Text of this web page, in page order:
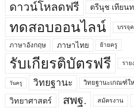
ดาวน์โหลดฟรี ตรีนุช เทียน
ทดสอบออนไลน์ บรรจุ
ภาษาอังกฤษ ภาษาไทย ย้ายครู
รับเกียรติบัตรฟรี ราย
วันครู วิทยฐานะ วิทยฐานะเกณฑ์ใ
วิทยาศาสตร์ สพฐ. สมัครงาน